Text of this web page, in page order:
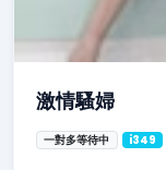
激情騷婦
一對多等待中 i349